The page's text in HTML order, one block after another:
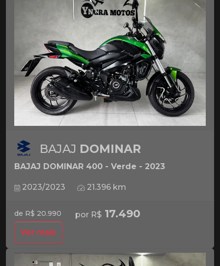
BAJAJ DOMINAR
BAJAJ DOMINAR 400 - Verde - 2023
2023/2023 21.396 km
de R$ 20.990 por R$ 17.490
Ver mais